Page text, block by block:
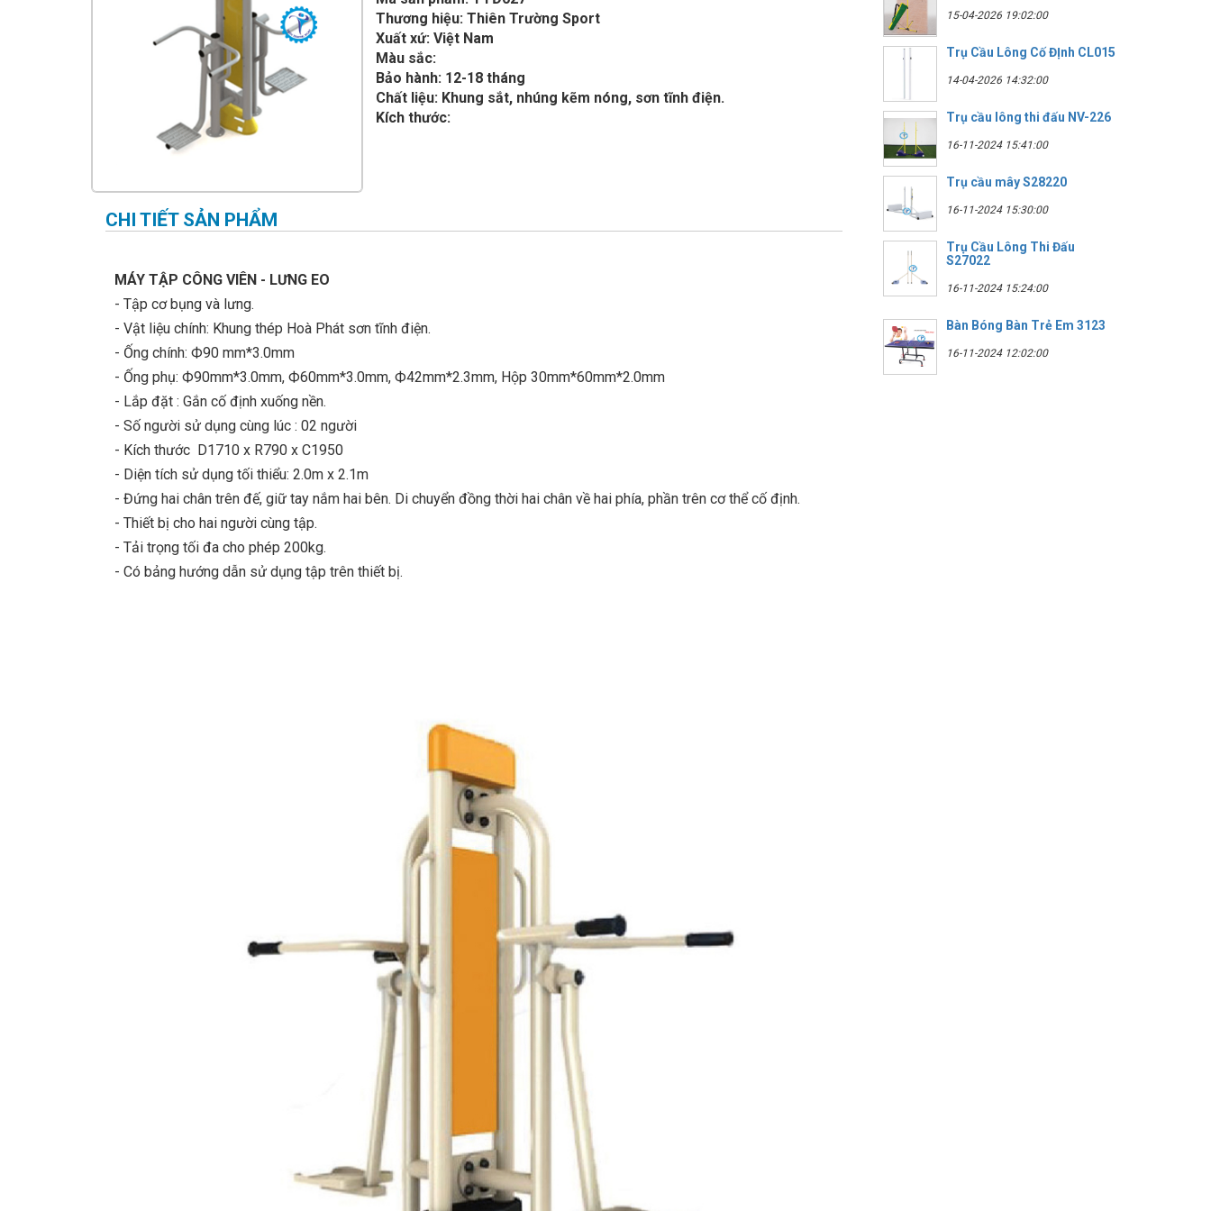
THIẾT BỊ PHÒNG GYM THIÊN
Thương hiệu: Thiên Trường Sport
Xuất xứ: Việt Nam
Màu sắc:
Bảo hành: 12-18 tháng
Chất liệu: Khung sắt, nhúng kẽm nóng, sơn tĩnh điện.
Kích thước:
CHI TIẾT SẢN PHẨM
MÁY TẬP CÔNG VIÊN - LƯNG EO
- Tập cơ bụng và lưng.
- Vật liệu chính: Khung thép Hoà Phát sơn tĩnh điện.
- Ống chính: Ф90 mm*3.0mm
- Ống phụ: Ф90mm*3.0mm, Ф60mm*3.0mm, Ф42mm*2.3mm, Hộp 30mm*60mm*2.0mm
- Lắp đặt : Gắn cố định xuống nền.
- Số người sử dụng cùng lúc : 02 người
- Kích thước D1710 x R790 x C1950
- Diện tích sử dụng tối thiểu: 2.0m x 2.1m
- Đứng hai chân trên đế, giữ tay nắm hai bên. Di chuyển đồng thời hai chân về hai phía, phần trên cơ thể cố định.
- Thiết bị cho hai người cùng tập.
- Tải trọng tối đa cho phép 200kg.
- Có bảng hướng dẫn sử dụng tập trên thiết bị.
15-04-2026 19:02:00
Trụ Cầu Lông Cố ĐỊnh CL015
14-04-2026 14:32:00
Trụ cầu lông thi đấu NV-226
16-11-2024 15:41:00
Trụ cầu mây S28220
16-11-2024 15:30:00
Trụ Cầu Lông Thi Đấu
S27022
16-11-2024 15:24:00
Bàn Bóng Bàn Trẻ Em 3123
16-11-2024 12:02:00